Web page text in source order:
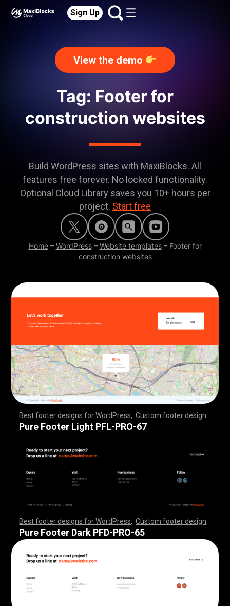
Sign Up
View the demo
Tag: Footer for
construction websites
Build WordPress sites with MaxiBlocks. All
features free forever. No locked functionality.
Optional Cloud Library saves you 10+ hours per
project. Start free
Home– WordPress– Website templates– Footer for
construction websites
Best footer designs for WordPress ,Custom footer design
,,,,,,,,,,,,,,,,,,,,,,,,,,,,,,,,,,,,, ,,,,,,,,,,,,,,,,,,,,,,,,
,,,,,,,,,,,,,,,,,,,,,,,,,,,,,,,,,,,,, ,,,,,,,,,,,,,,,,,,,,,,,,
,,,,,,,,
Pure Footer Light PFL-PRO-67
Best footer designs for WordPress ,Custom footer design
,,,,,,,,,,,,,,,,,,,,,,,,,,,,,,,,,,,,, ,,,,,,,,,,,,,,,,,,,,,,,,
,,,,,,,,,,,,,,,,,,,,,,,,,,,,,,,,,,,,, ,,,,,,,,,,,,,,,,,,,,,,,,
,,,,,,,,
Pure Footer Dark PFD-PRO-65